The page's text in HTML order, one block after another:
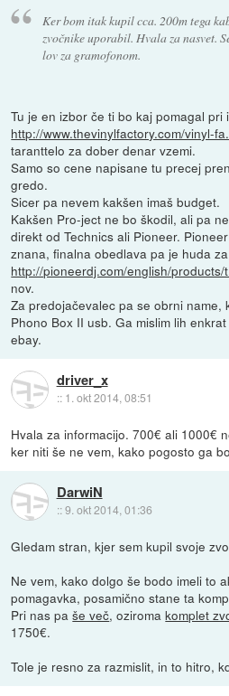
Ker bom itak kupil cca. 200m tega
zvočnike uporabil. Hvala za nasvet.
lov za gramofonom.
Tu je en izbor če ti bo kaj pomagal pri
http://www.thevinylfactory.com/vinyl-
taranttelo za dober denar vzemi.
Samo so cene napisane tu precej
gredo.
Sicer pa nevem kakšen imaš budget.
Kakšen Pro-ject ne bo škodil, ali pa
direkt od Technics ali Pioneer.
znana, finalna obedlava pa je huda
http://pioneerdj.com/english/products/
nov.
Za predojačevalec pa se obrni name,
Phono Box II usb. Ga mislim lih
ebay.
driver_x
:: 1. okt 2014, 08:51
Hvala za informacijo. 700€ ali 1000€
ker niti še ne vem, kako pogosto ga
DarwiN
::9. okt 2014, 01:36
Gledam stran, kjer sem kupil svoje
Ne vem, kako dolgo še bodo imeli to
pomagavka, posamično stane ta
Pri nas paše več, oziromakomplet
1750€.
Tole je resno za razmislit, in to hitro,